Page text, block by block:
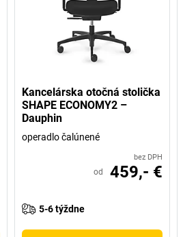
Kancelárska otočná stolička
SHAPE ECONOMY2 –
Dauphin
operadlo čalúnené
bez DPH
od 459,- €
5-6 týždne